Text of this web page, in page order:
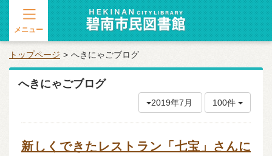
メニュー
トップページ へきにゃごブログ
へきにゃごブログ
2019年7月 100件
新しくできたレストラン「七宝」さんに